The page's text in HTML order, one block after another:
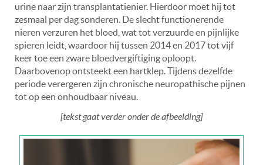
urine naar zijn transplantatienier. Hierdoor moet hij tot
zesmaal per dag sonderen. De slecht functionerende
nieren verzuren het bloed, wat tot verzuurde en pijnlijke
spieren leidt, waardoor hij tussen 2014 en 2017 tot vijf
keer toe een zware bloedvergiftiging oploopt.
Daarbovenop ontsteekt een hartklep. Tijdens dezelfde
periode verergeren zijn chronische neuropathische pijnen
tot op een onhoudbaar niveau.
[tekst gaat verder onder de afbeelding]